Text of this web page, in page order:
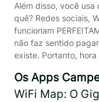
Além disso, você
quê? Redes sociais,
funcionam
não faz sentido
existe. Portanto, hora
Os Apps
WiFi Map: O